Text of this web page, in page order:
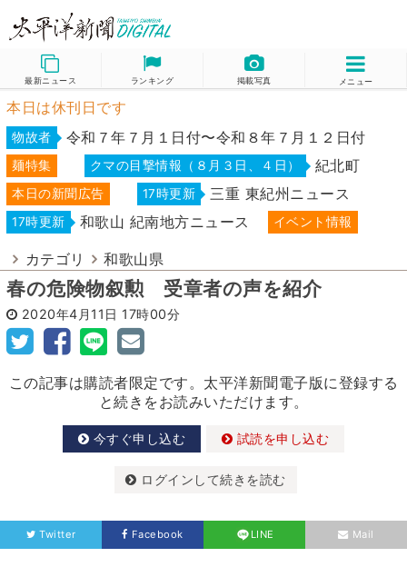
最新ニュース ランキング 掲載写真 メニュー
本日は休刊日です
物故者 令和７年７月１日付〜令和８年７月１２日付
麺特集 クマの目撃情報（８月３日、４日） 紀北町
本日の新聞広告 17時更新 三重 東紀州ニュース
17時更新 和歌山 紀南地方ニュース イベント情報
カテゴリ 和歌山県
春の危険物叙勲 受章者の声を紹介
2020年4月11日 17時00分
この記事は購読者限定です。太平洋新聞電子版に登録する
と続きをお読みいただけます。
今すぐ申し込む 試読を申し込む
ログインして続きを読む
Twitter Facebook LINE Mail